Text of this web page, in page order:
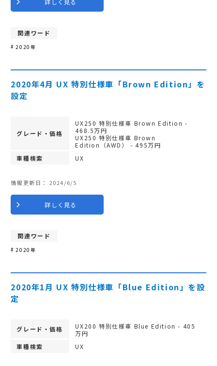
関連ワード
2020年
2020年4月 UX 特別仕様車「Brown Edition」を
設定
グレード・価格
UX250 特別仕様車 Brown Edition -
468.5万円
UX250 特別仕様車 Brown
Edition（AWD） - 495万円
車種検索
UX
情報更新日： 2024/6/5
詳しく見る
関連ワード
2020年
2020年1月 UX 特別仕様車「Blue Edition」を設
定
グレード・価格
UX200 特別仕様車 Blue Edition - 405
万円
車種検索
UX